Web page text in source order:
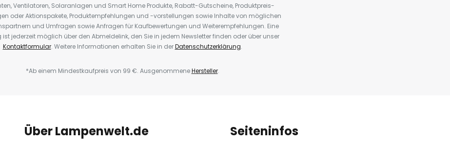
Ventilatoren, Solaranlagen und Smart Home Produkte, Rabatt-Gutscheine, Produktpreis-
oder Aktionspakete, Produktempfehlungen und -vorstellungen sowie Inhalte von möglichen
und Umfragen sowie Anfragen für Kaufbewertungen und Weiterempfehlungen. Eine
jederzeit möglich über den Abmeldelink, den Sie in jedem Newsletter finden oder über unser
Kontaktformular. Weitere Informationen erhalten Sie in derDatenschutzerklärung.
*Ab einem Mindestkaufpreis von 99 €. AusgenommeneHersteller.
Über Lampenwelt.de Seiteninfos